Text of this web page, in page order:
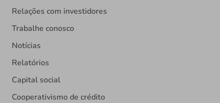
Relações com investidores
Trabalhe conosco
Notícias
Relatórios
Capital social
Cooperativismo de crédito